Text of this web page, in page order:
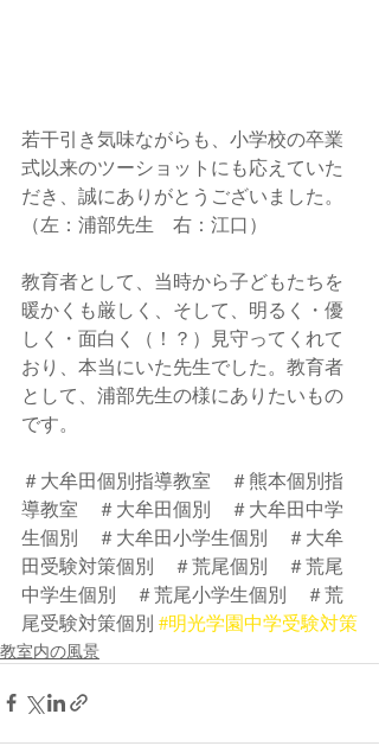
若干引き気味ながらも、小学校の卒業
式以来のツーショットにも応えていた
だき、誠にありがとうございました。
（左：浦部先生　右：江口）
教育者として、当時から子どもたちを
暖かくも厳しく、そして、明るく・優
しく・面白く（！？）見守ってくれて
おり、本当にいた先生でした。教育者
として、浦部先生の様にありたいもの
です。
＃大牟田個別指導教室　＃熊本個別指
導教室　＃大牟田個別　＃大牟田中学
生個別　＃大牟田小学生個別　＃大牟
田受験対策個別　＃荒尾個別　＃荒尾
中学生個別　＃荒尾小学生個別　＃荒
尾受験対策個別 #明光学園中学受験対策
教室内の風景